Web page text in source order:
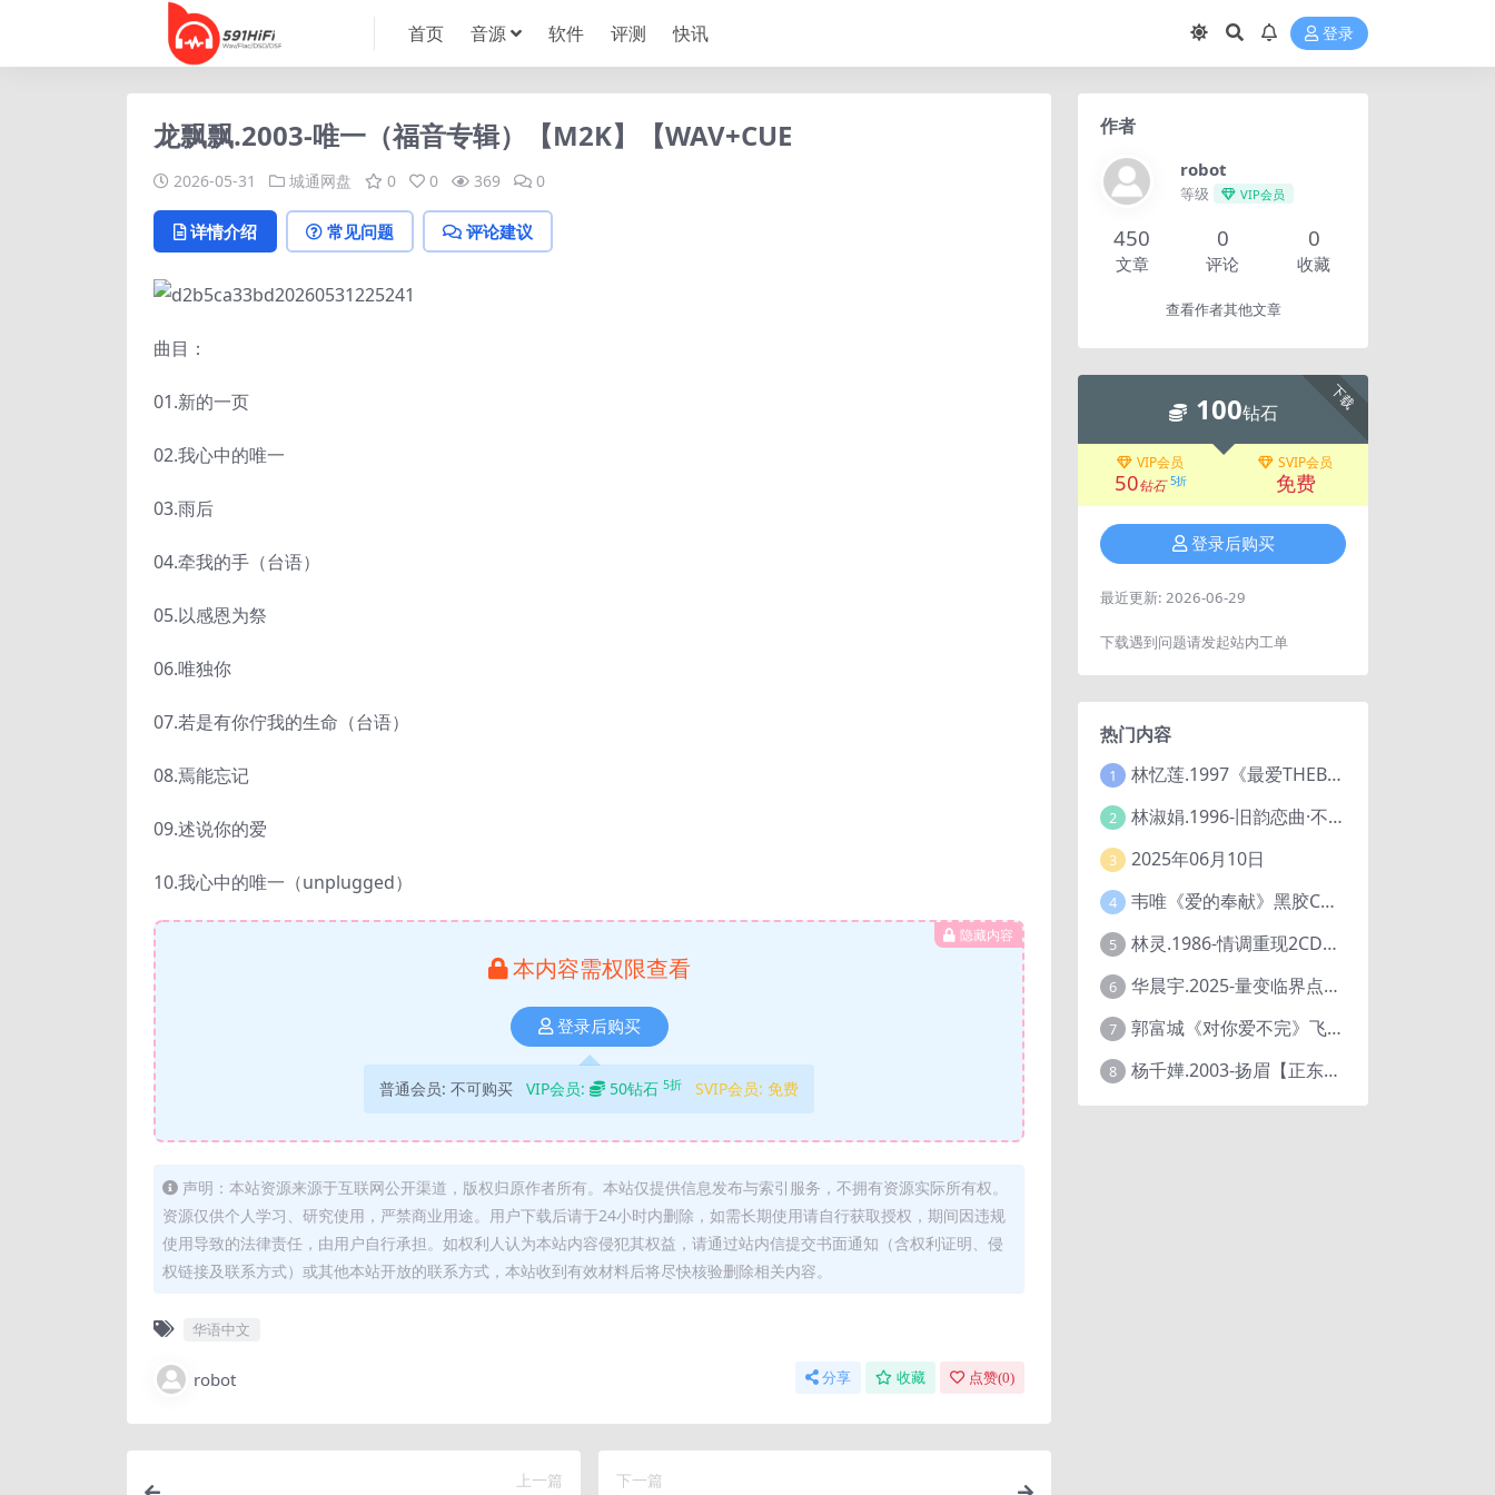
首页 音源 软件 评测 快讯 登录
龙飘飘.2003-唯一（福音专辑）【M2K】【WAV+CUE
2026-05-31 城通网盘 0 0 369 0
详情介绍 常见问题 评论建议
曲目：
01.新的一页
02.我心中的唯一
03.雨后
04.牵我的手（台语）
05.以感恩为祭
06.唯独你
07.若是有你佇我的生命（台语）
08.焉能忘记
09.述说你的爱
10.我心中的唯一（unplugged）
隐藏内容
本内容需权限查看
登录后购买
普通会员: 不可购买 VIP会员: 50钻石 5折 SVIP会员: 免费
声明：本站资源来源于互联网公开渠道，版权归原作者所有。本站仅提供信息发布与索引服务，不拥有资源实际所有权。
资源仅供个人学习、研究使用，严禁商业用途。用户下载后请于24小时内删除，如需长期使用请自行获取授权，期间因违规
使用导致的法律责任，由用户自行承担。如权利人认为本站内容侵犯其权益，请通过站内信提交书面通知（含权利证明、侵
权链接及联系方式）或其他本站开放的联系方式，本站收到有效材料后将尽快核验删除相关内容。
华语中文
robot 分享 收藏 点赞(0)
上一篇 下一篇
作者
robot
等级 VIP会员
450
文章
0
评论
0
收藏
查看作者其他文章
下载
100钻石
VIP会员
50钻石 5折
SVIP会员
免费
登录后购买
最近更新: 2026-06-29
下载遇到问题请发起站内工单
热门内容
1 林忆莲.1997《最爱THEBESTOFSANDYLIVE》2CD【滚石】
2 林淑娟.1996-旧韵恋曲·不了情【华丽】【WAV+CUE】
3 2025年06月10日
4 韦唯《爱的奉献》黑胶CD[WAV+CUE]
5 林灵.1986-情调重现2CD（喜玛拉雅飞跃复刻版）【海丽】
6 华晨宇.2025-量变临界点【天娱传媒】【FLAC分轨】
7 郭富城《对你爱不完》飞碟唱片[低速原抓WAV+CUE]
8 杨千嬅.2003-扬眉【正东】【WAV+CUE】